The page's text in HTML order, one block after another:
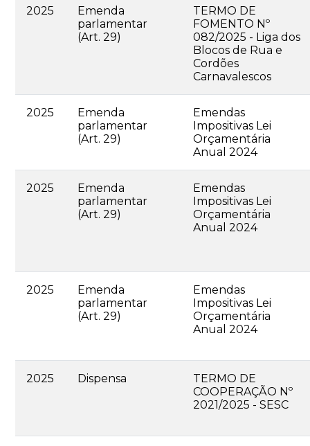
2025
Emenda
parlamentar
(Art. 29)
TERMO DE
FOMENTO Nº
082/2025 - Liga dos
Blocos de Rua e
Cordões
Carnavalescos
2025
Emenda
parlamentar
(Art. 29)
Emendas
Impositivas Lei
Orçamentária
Anual 2024
2025
Emenda
parlamentar
(Art. 29)
Emendas
Impositivas Lei
Orçamentária
Anual 2024
2025
Emenda
parlamentar
(Art. 29)
Emendas
Impositivas Lei
Orçamentária
Anual 2024
2025 Dispensa
TERMO DE
COOPERAÇÃO Nº
2021/2025 - SESC